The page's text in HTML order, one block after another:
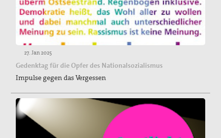
27. Jan 2025
Gedenktag für die Opfer des Nationalsozialismus
Impulse gegen das Vergessen